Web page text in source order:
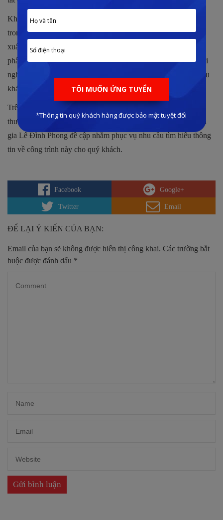
Khu đô thị của Novaland tại
trong những nơi đáng sống và đáng để trải nghiệm lần đầu tiên
xuất hiện. Với quy mô 1.000 hecta được phân chia thành nhiều
phân khu chức năng khác nhau, hứa hẹn sẽ mang đến nhiều trải
nghiệm với những cung bậc cảm xúc tuyệt vời cho cư dân và du
khách tham quan.
Trên đây là những thông tin giới thiệu về hệ thống trung tâm
thương mại và dịch vụ Aqua Central Mall Đồng Nai do chuyên
gia Lê Đình Phong đề cập nhằm phục vụ nhu cầu tìm hiểu thông
tin về công trình này cho quý khách.
Facebook Google+
Twitter Email
ĐỂ LẠI Ý KIẾN CỦA BẠN:
Email của bạn sẽ không được hiển thị công khai. Các trường bắt
buộc được đánh dấu *